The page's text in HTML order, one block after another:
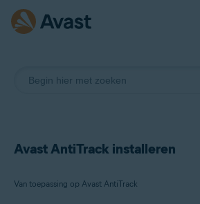
Avast AntiTrack installeren
Van toepassing op Avast AntiTrack